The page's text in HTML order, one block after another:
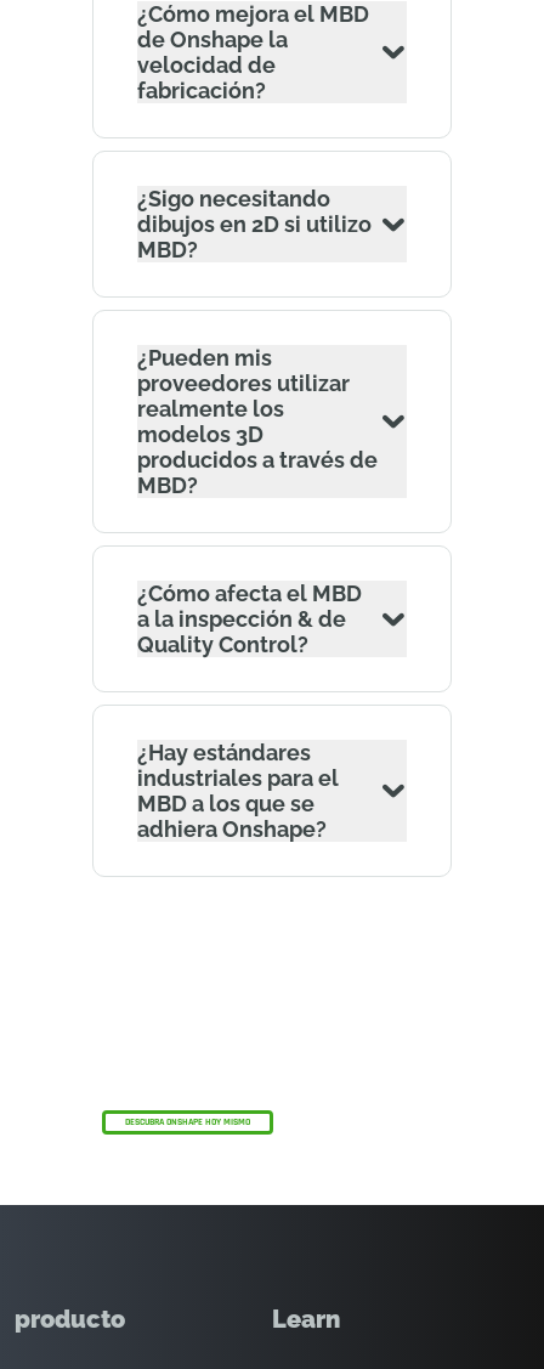
¿Cómo mejora el MBD
de Onshape la
velocidad de
fabricación?
¿Sigo necesitando
dibujos en 2D si utilizo
MBD?
¿Pueden mis
proveedores utilizar
realmente los
modelos 3D
producidos a través de
MBD?
¿Cómo afecta el MBD
a la inspección & de
Quality Control?
¿Hay estándares
industriales para el
MBD a los que se
adhiera Onshape?
DESCUBRA ONSHAPE HOY MISMO
producto Learn